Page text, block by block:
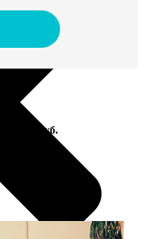
Цена, руб.